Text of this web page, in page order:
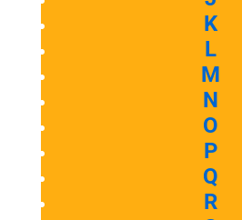
K
L
M
N
O
P
Q
R